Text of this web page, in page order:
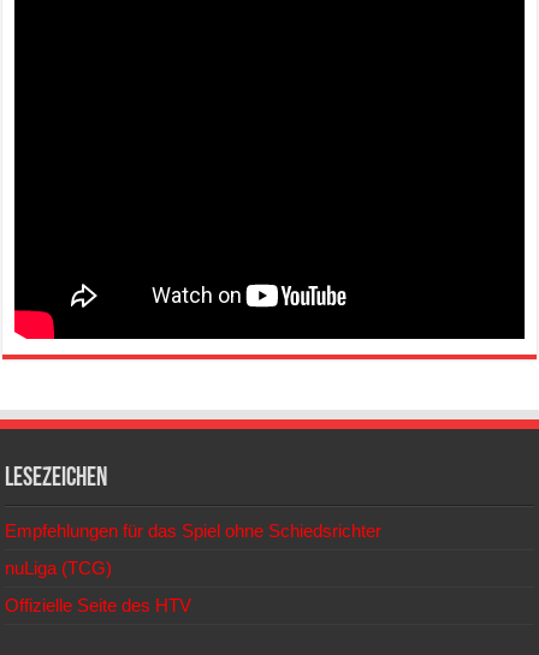
Lesezeichen
Empfehlungen für das Spiel ohne Schiedsrichter
nuLiga (TCG)
Offizielle Seite des HTV